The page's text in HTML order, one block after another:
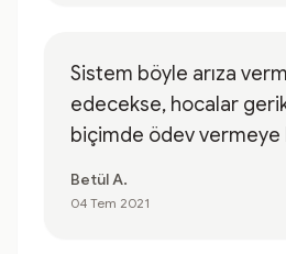
Sistem böyle arıza
edecekse, hocalar
biçimde ödev vermeye
Betül A.
04 Tem 2021